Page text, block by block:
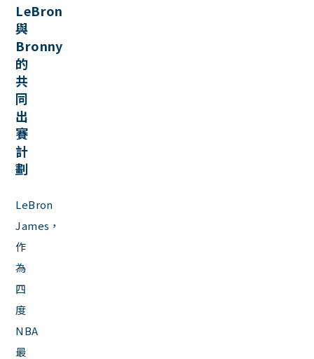
LeBron
與
Bronny
的
共
同
出
賽
計
劃
LeBron
James，
作
為
四
度
NBA
最